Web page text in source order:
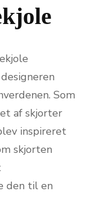
Som
af skjorter
inspireret
skjorten
den til en